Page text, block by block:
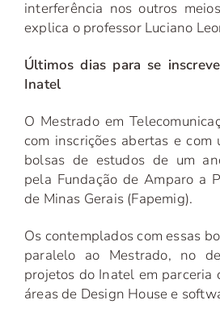
interferência nos outros
explica o professor Luciano
Últimos dias para se
Inatel
O Mestrado em
com inscrições abertas e com
bolsas de estudos de um
pela Fundação de Amparo a
de Minas Gerais (Fapemig).
Os contemplados com essas
paralelo ao Mestrado, no
projetos do Inatel em parceria
áreas de Design House e